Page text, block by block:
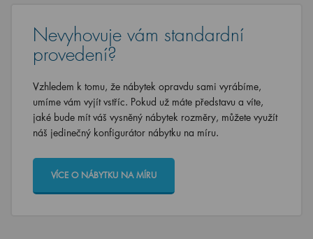
Nevyhovuje vám standardní
provedení?
Vzhledem k tomu, že nábytek opravdu sami vyrábíme,
umíme vám vyjít vstříc. Pokud už máte představu a víte,
jaké bude mít váš vysněný nábytek rozměry, můžete využít
náš jedinečný konfigurátor nábytku na míru.
VÍCE O NÁBYTKU NA MÍRU